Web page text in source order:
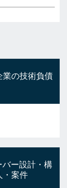
業の技術負債
バー設計・構
・案件